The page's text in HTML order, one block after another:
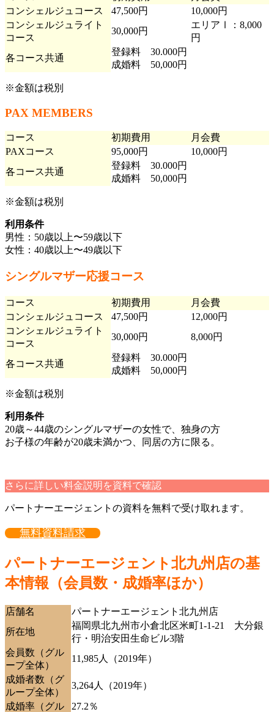
コンシェルジュコース
47,500円
10,000円
コンシェルジュライト
コース
30,000円
エリアⅠ：8,000
円
各コース共通
登録料 30.000円
成婚料 50,000円
※金額は税別
PAX MEMBERS
コース 初期費用
月会費
PAXコース
95,000円
10,000円
各コース共通
登録料 30.000円
成婚料 50,000円
※金額は税別
利用条件
男性：50歳以上〜59歳以下
女性：40歳以上〜49歳以下
シングルマザー応援コース
コース 初期費用
月会費
コンシェルジュコース
47,500円
12,000円
コンシェルジュライト
コース
30,000円 8,000円
各コース共通
登録料 30.000円
成婚料 50,000円
※金額は税別
利用条件
20歳～44歳のシングルマザーの女性で、独身の方
お子様の年齢が20歳未満かつ、同居の方に限る。
さらに詳しい料金説明を資料で確認
パートナーエージェントの資料を無料で受け取れます。
無料資料請求
パートナーエージェント北九州店の基
本情報（会員数・成婚率ほか）
店舗名
パートナーエージェント北九州店
所在地
福岡県北九州市小倉北区米町1-1-21 大分銀
行・明治安田生命ビル3階
会員数（グル
ープ全体）
11,985人（2019年）
成婚者数（グ
ループ全体）
3,264人（2019年）
成婚率（グル
27.2％